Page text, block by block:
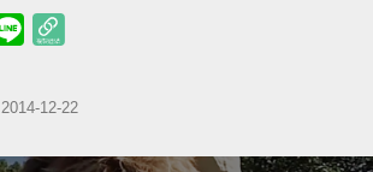
2014-12-22